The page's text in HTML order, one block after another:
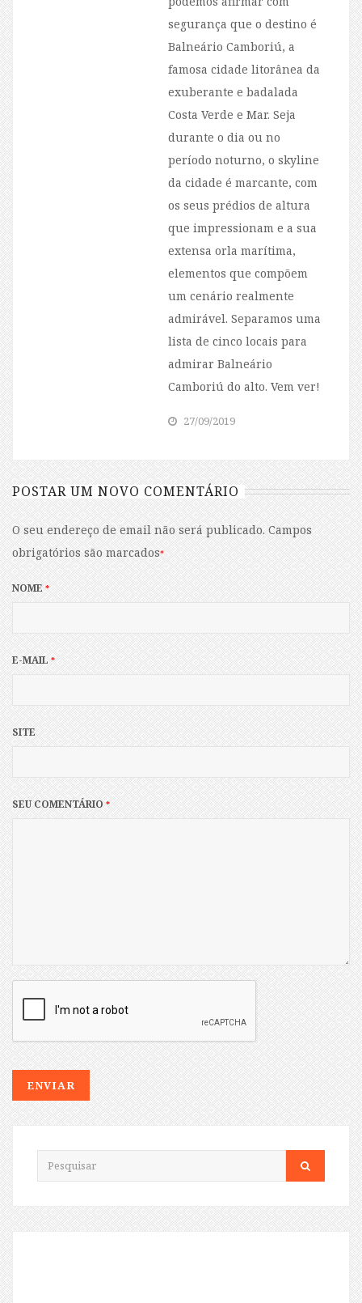
segurança que o destino é
Balneário Camboriú, a
famosa cidade litorânea da
exuberante e badalada
Costa Verde e Mar. Seja
durante o dia ou no
período noturno, o skyline
da cidade é marcante, com
os seus prédios de altura
que impressionam e a sua
extensa orla marítima,
elementos que compõem
um cenário realmente
admirável. Separamos uma
lista de cinco locais para
admirar Balneário
Camboriú do alto. Vem ver!
27/09/2019
POSTAR UM NOVO COMENTÁRIO
O seu endereço de email não será publicado.Campos
obrigatórios são marcados*
NOME*
E-MAIL*
SITE
SEU COMENTÁRIO*